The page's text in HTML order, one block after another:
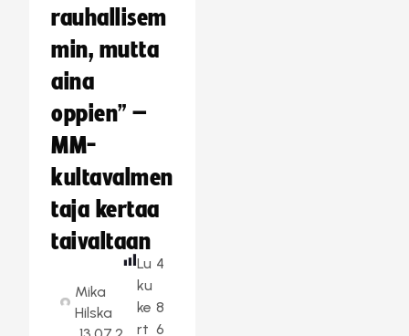
rauhallisem
min, mutta
aina
oppien” –
MM-
kultavalmen
taja kertaa
taivaltaan
Mika
Hilska
Lu
ku
ke
rt
4
8
6